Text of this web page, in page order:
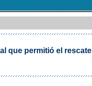
que permitió el